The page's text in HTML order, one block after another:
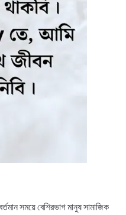
সময়ে বেশিরভাগ মানুষ সামাজিক